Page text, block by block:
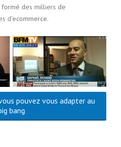
formé des milliers de
d'ecommerce.
pouvez vous adapter au
bang